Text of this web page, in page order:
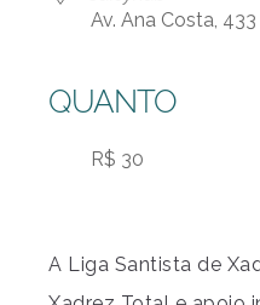
Av. Ana Costa,
QUANTO
R$ 30
A Liga Santista de